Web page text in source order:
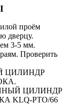
проём
дверцу.
3-5 мм.
Проверить
ЦИЛИНДР
ЦИЛИНДР
KLQ-PTO/66